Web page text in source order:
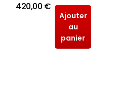
420,00 €
Ajouter
au
panier